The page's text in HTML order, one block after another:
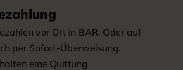
vor Ort in BAR. Oder auf
per Sofort-Überweisung.
eine Quittung